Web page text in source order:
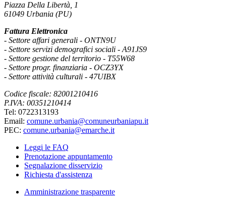
Piazza Della Libertà, 1
61049 Urbania (PU)
Fattura Elettronica
- Settore affari generali - ONTN9U
- Settore servizi demografici sociali - A91JS9
- Settore gestione del territorio - T55W68
- Settore progr. finanziaria - OCZ3YX
- Settore attività culturali - 47UIBX
Codice fiscale: 82001210416
P.IVA: 00351210414
Tel: 0722313193
Email: comune.urbania@comuneurbaniapu.it
PEC: comune.urbania@emarche.it
Leggi le FAQ
Prenotazione appuntamento
Segnalazione disservizio
Richiesta d'assistenza
Amministrazione trasparente